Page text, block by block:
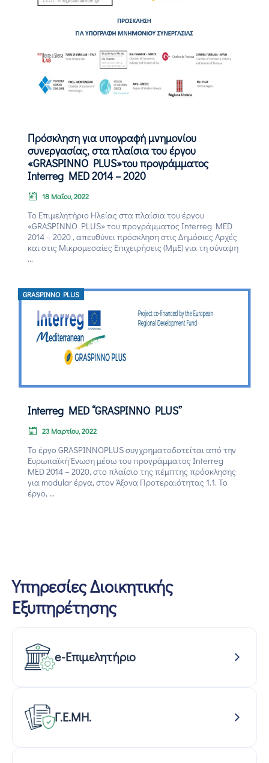
Πρόσκληση για υπογραφή μνημονίου
συνεργασίας, στα πλαίσια του έργου
«GRASPINNO PLUS»του προγράμματος
Interreg MED 2014 – 2020
18 Μαΐου, 2022
To Επιμελητήριο Ηλείας στα πλαίσια του έργου
«GRASPINNO PLUS» του προγράμματος Interreg MED
2014 – 2020 , απευθύνει πρόσκληση στις Δημόσιες Αρχές
και στις Μικρομεσαίες Επιχειρήσεις (ΜμΕ) για τη σύναψη
...
GRASPINNO PLUS
Interreg MED “GRASPINNO PLUS”
23 Μαρτίου, 2022
Το έργο GRASPINNOPLUS συγχρηματοδοτείται από την
Ευρωπαϊκή Ένωση μέσω του προγράμματος Interreg
MED 2014 – 2020, στο πλαίσιο της πέμπτης πρόσκλησης
για modular έργα, στον Άξονα Προτεραιότητας 1.1. Το
έργο, ...
Υπηρεσίες Διοικητικής
Εξυπηρέτησης
e-Επιμελητήριο
Γ.Ε.ΜΗ.